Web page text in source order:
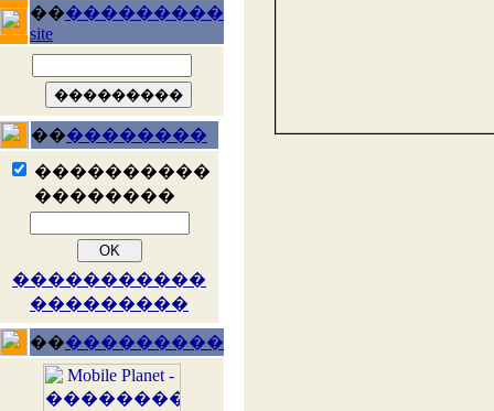
�����������
site
����������
����������
��������
�����������
���������
�����������